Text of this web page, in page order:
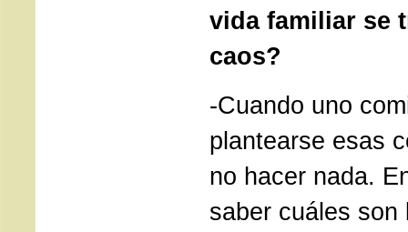
vida familiar se
caos?
-Cuando uno
plantearse esas
no hacer nada.
saber cuáles son